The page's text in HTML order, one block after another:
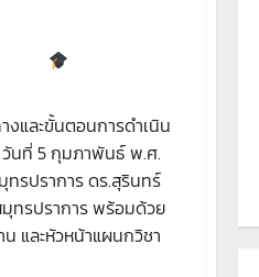
งและขั้นตอนการดำเนิน
นที่ 5 กุมภาพันธ์ พ.ศ.
รปราการ ดร.สุรินทร์
ทรปราการ พร้อมด้วย
และหัวหน้าแผนกวิชา